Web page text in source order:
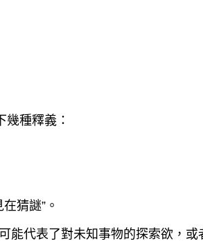
幾種釋義：
猜謎”。
能代表了對未知事物的探索欲，